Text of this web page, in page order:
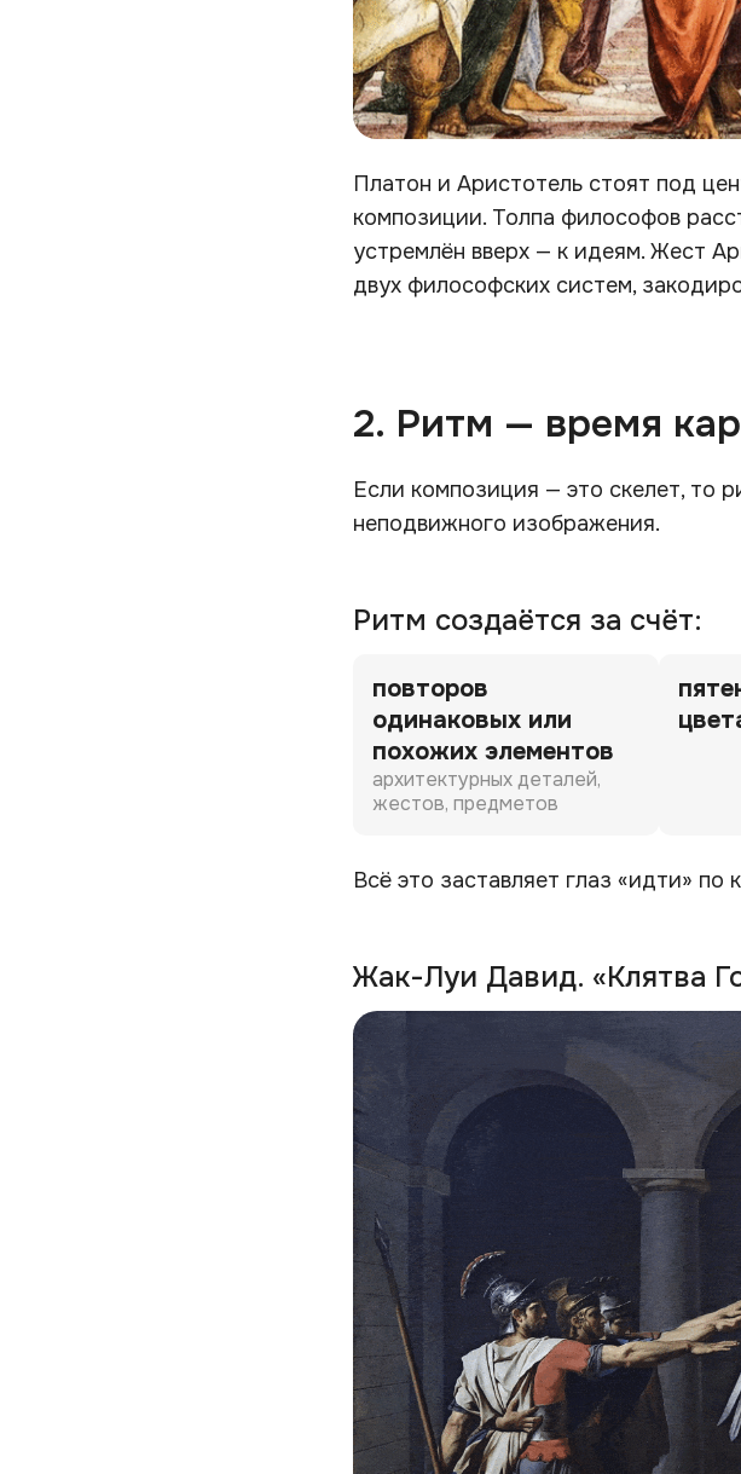
Платон и Аристотель стоят под
композиции. Толпа философов
устремлён вверх — к идеям. Жест
двух философских систем,
2. Ритм — время
Если композиция — это скелет, то
неподвижного изображения.
Ритм создаётся за счёт:
повторов
одинаковых или
похожих элементов
архитектурных деталей,
жестов, предметов
Всё это заставляет глаз «идти» по
Жак-Луи Давид. «Клятва